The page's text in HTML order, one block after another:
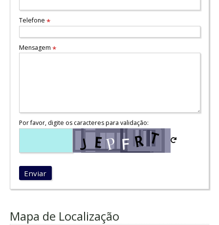
Telefone *
Mensagem *
Por favor, digite os caracteres para validação:
Enviar
Mapa de Localização